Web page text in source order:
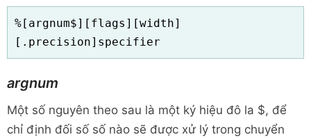
%[argnum$][flags][width]
[.precision]specifier
argnum
Một số nguyên theo sau là một ký hiệu đô la $, để
chỉ định đối số số nào sẽ được xử lý trong chuyển